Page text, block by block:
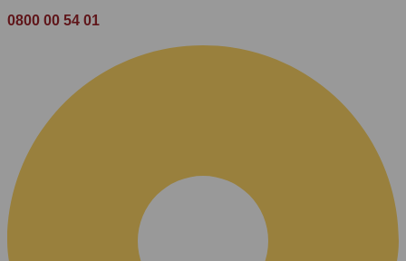
0800 00 54 01